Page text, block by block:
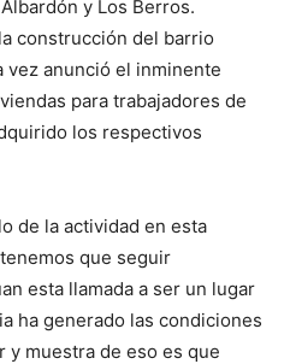
y Los Berros.
construcción del barrio
vez anunció el inminente
para trabajadores de
los respectivos
de la actividad en esta
que seguir
esta llamada a ser un lugar
ha generado las condiciones
y muestra de eso es que